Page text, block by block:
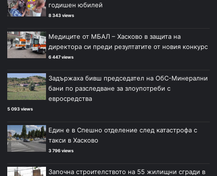
годишен юбилей
8 343 views
Медиците от МБАЛ – Хасково в защита на
директора си преди резултатите от новия конкурс
6 447 views
Задържаха бивш председател на ОбС-Минерални
бани по разследване за злоупотреби с
евросредства
5 093 views
Един е в Спешно отделение след катастрофа с
такси в Хасково
3 796 views
Започна строителството на 55 жилищни сгради в